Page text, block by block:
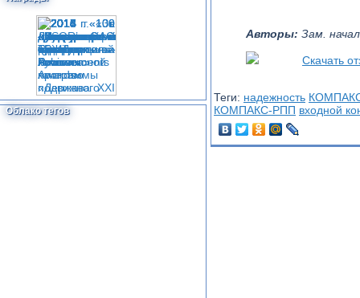
Облако тегов
Авторы: Зам.
Скачать
Теги: надежность
КОМПАКС-РПП входной